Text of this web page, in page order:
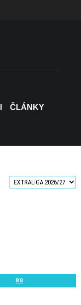
ČLÁNKY
RG